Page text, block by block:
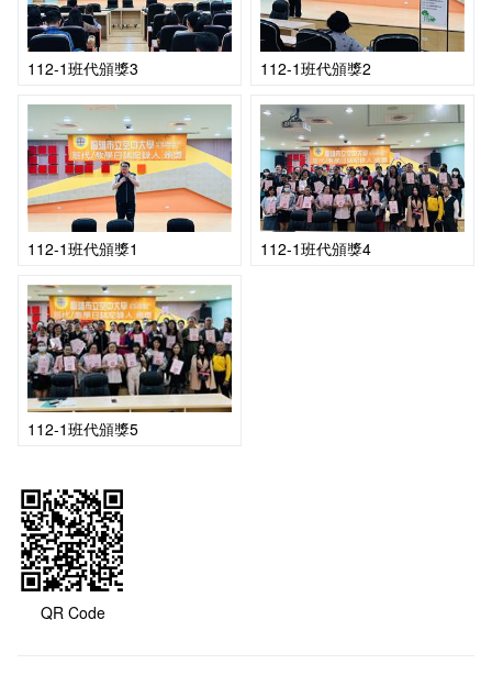
線上報名
線上報名查詢
秘書處事務組
秘書處出納組
秘書處文書組
教學媒體處
電算中心
圖書館
會計室
人事室
科技管理學系
健康管理與促進學系
網路教學 3.0 (111-2學期啟用)
校園行事曆
會計預警及請購系統
教室‧會議室預約系統
線上報修最新消息
書表下載
政府公開資訊
常見問答
意見信箱
各單位意見信箱
教師意見信箱
諮詢信箱
諮詢信箱進度查詢
影音資訊
112-1班代頒獎3 112-1班代頒獎2
112-1班代頒獎1 112-1班代頒獎4
112-1班代頒獎5
QR Code